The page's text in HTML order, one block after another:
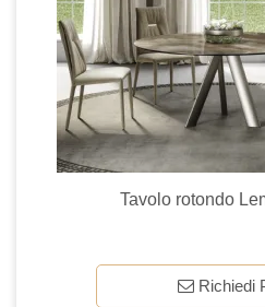
Tavolo rotondo
Richiedi